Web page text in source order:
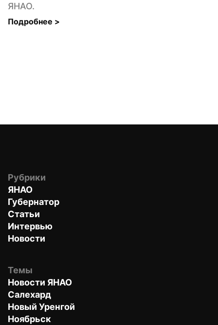
ЯНАО.
Подробнее >
Рубрики
ЯНАО
Губернатор
Статьи
Интервью
Новости
Темы
Новости ЯНАО
Салехард
Новый Уренгой
Ноябрьск